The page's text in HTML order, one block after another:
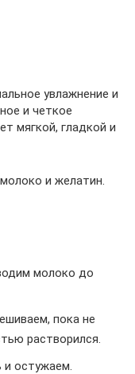
увлажнение и
и четкое
мягкой, гладкой и
и желатин.
молоко до
пока не
растворился.
и остужаем.